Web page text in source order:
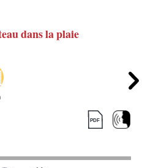
dans la plaie